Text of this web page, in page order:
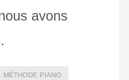
avons
MÉTHODE PIANO